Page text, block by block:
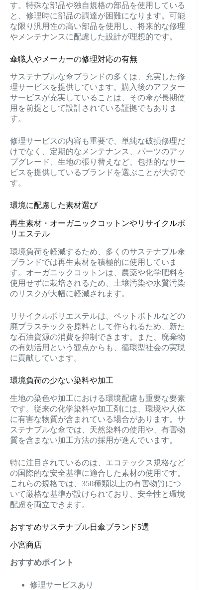
す。特殊な部品や独自規格の部品を使用している
と、修理時に部品の調達が困難になります。可能
な限り汎用性の高い部品を使用し、将来的な修理
やメンテナンスに配慮した設計が理想的です。
傘職人やメーカーの修理対応の有無
サステナブルな傘ブランドの多くは、充実した修
理サービスを提供しています。購入後のアフター
サービスが充実していることは、その傘が長期使
用を前提として設計されている証拠でもありま
す。
修理サービスの内容も重要で、単純な破損修理だ
けでなく、定期的なメンテナンス、パーツのアッ
プグレード、生地の張り替えなど、包括的なサー
ビスを提供しているブランドを選ぶことが大切で
す。
環境に配慮した素材選び
再生素材・オーガニックコットンやリサイクルポ
リエステル
環境負荷を軽減するため、多くのサステナブル傘
ブランドでは再生素材を積極的に使用していま
す。オーガニックコットンは、農薬や化学肥料を
使用せずに栽培されるため、土壌汚染や水質汚染
のリスクが大幅に軽減されます。
リサイクルポリエステルは、ペットボトルなどの
廃プラスチックを原料として作られるため、新た
な石油資源の消費を抑制できます。また、廃棄物
の有効活用という観点からも、循環型社会の実現
に貢献しています。
環境負荷の少ない染料や加工
生地の染色や加工における環境配慮も重要な要素
です。従来の化学染料や加工剤には、環境や人体
に有害な物質が含まれている場合があります。サ
ステナブルな傘では、天然染料の使用や、有害物
質を含まない加工方法の採用が進んでいます。
特に注目されているのは、エコテックス規格など
の国際的な安全基準に適合した素材の使用です。
これらの規格では、350種類以上の有害物質につ
いて厳格な基準が設けられており、安全性と環境
配慮を両立できます。
おすすめサステナブル日傘ブランド5選
小宮商店
おすすめポイント
修理サービスあり